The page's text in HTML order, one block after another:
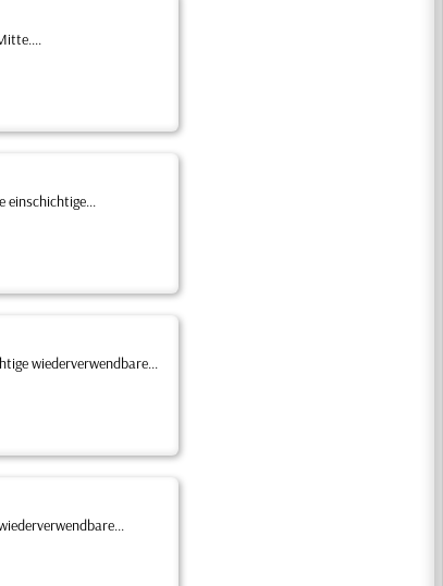
einschichtige...
wiederverwendbare...